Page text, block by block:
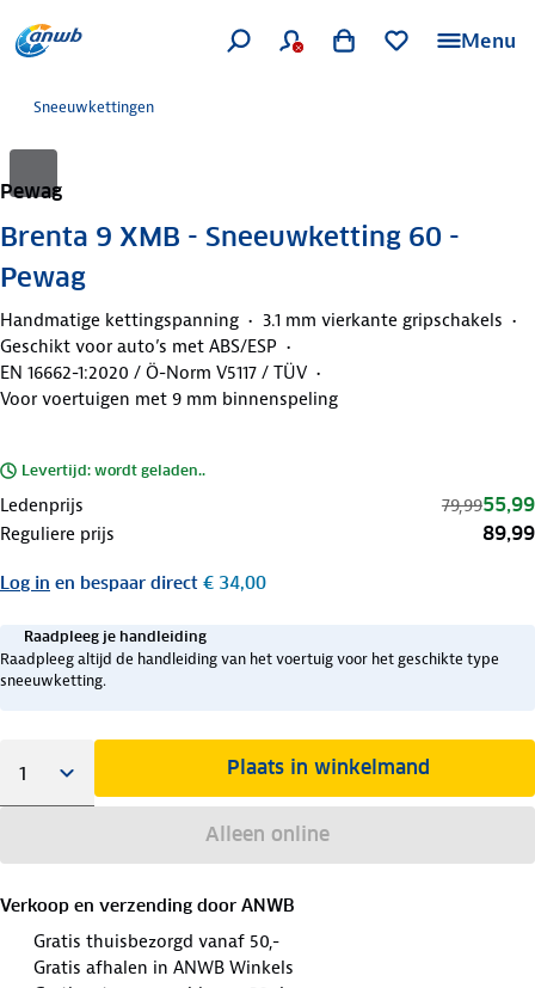
Menu
Sneeuwkettingen
Pewag
Brenta 9 XMB - Sneeuwketting 60 -
Pewag
Handmatige kettingspanning
3.1 mm vierkante gripschakels
Geschikt voor auto’s met ABS/ESP
EN 16662-1:2020 / Ö-Norm V5117 / TÜV
Voor voertuigen met 9 mm binnenspeling
Levertijd: wordt geladen..
Ledenprijs 79,9955,99
Reguliere prijs 89,99
Log in en bespaar direct € 34,00
Raadpleeg je handleiding
Raadpleeg altijd de handleiding van het voertuig voor het geschikte type
sneeuwketting.
Plaats in winkelmand
Alleen online
Verkoop en verzending door ANWB
Gratis thuisbezorgd vanaf 50,-
Gratis afhalen in ANWB Winkels